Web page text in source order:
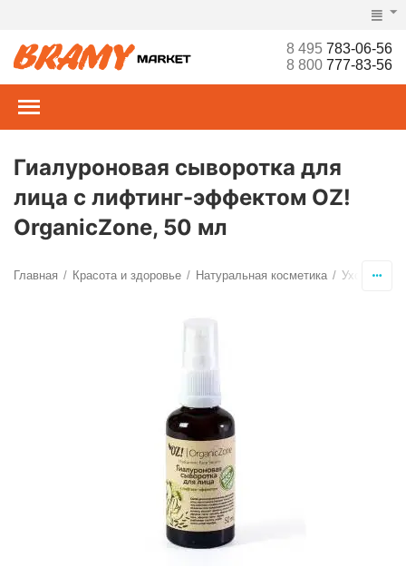
8 495783-06-56
8 800777-83-56
Гиалуроновая сыворотка для
лица с лифтинг-эффектом OZ!
OrganicZone, 50 мл
Главная / Красота и здоровье / Натуральная косметика / Уход за